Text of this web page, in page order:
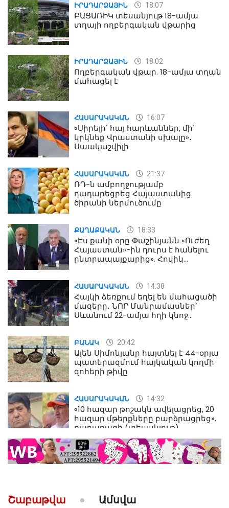
ԻՐԱԴԱՐՁԱՅԻՆ 18:07
ԲԱՑԱՌԻԿ տեսանյութ 18-ամյա
տղայի ողբերգական վթարից
ԻՐԱԴԱՐՁԱՅԻՆ 18:02
Ողբերգական վթար. 18-ամյա տղան
մահացել է
ՀԱՍԱՐԱԿԱԿԱՆ 16:07
«Սիրելի՛ հայ հարևաններ, մի՛
կրկնեք Վրաստանի սխալը»․
Սաակաշվիլի
ՀԱՍԱՐԱԿԱԿԱՆ 21:37
ՌԴ-ն ամբողջությամբ
դադարեցրեց Հայաստանից
ծիրանի ներմուծումը
ՔԱՂԱՔԱԿԱՆ 18:33
«Էս քանի օրը Փաշինյանն «Ուժեղ
Հայաստան»-ին դուրս է հանելու
ընտրապայքարից». Հովիկ
ՀԱՍԱՐԱԿԱԿԱՆ 14:38
Հայկի ձեռքում եղել են մահացածի
մազերը․ ՆՈՐ Մանրամասներ՝
Սևանում 22-ամյա հղի կնոջ
ԲԱՆԱԿ 20:42
Ալեն Սիմոնյանը հայտնել է 44-օրյա
պատերազմում հայկական կողմի
զոհերի թիվը
ՀԱՍԱՐԱԿԱԿԱՆ 14:32
«10 հազար թոշակն ավելացրեց, 20
հազար մթերքները բարձրացրեց».
քաղաքացի (տեսանյութ)
ՔԱՂԱՔԱԿԱՆ 10:52
«Լեզվիդ տալու փոխարեն
Սաղաթելյան (տեսանյութ)
Շաբաթվա Ամսվա